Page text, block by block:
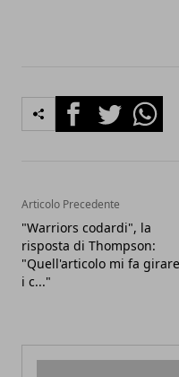
FacebookTwitter
Articolo Precedente
"Warriors codardi", la
risposta di Thompson:
"Quell'articolo mi fa girare
i c..."